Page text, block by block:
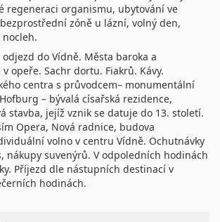
regeneraci organismu, ubytování ve
zóně u lázní, volný den,
nocleh.
do Vídně. Města baroka a
opeře. Sachr dortu. Fiakrů. Kávy.
centra s průvodcem– monumentální
– bývalá císařská rezidence,
stavba, jejíž vznik se datuje do 13. století.
Opera, Nová radnice, budova
volno v centru Vídně. Ochutnávky
nákupy suvenýrů. V odpoledních hodinách
Příjezd dle nástupních destinací v
hodinách.